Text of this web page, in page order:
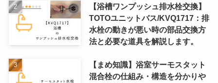
【浴槽ワンプッシュ排水栓交換】
TOTOユニットバス/KVQ1717：排
水栓の動きが悪い時の部品交換方
法と必要な道具を解説します。
【まめ知識】浴室サーモスタット
混合栓の仕組み・構造を分かりや